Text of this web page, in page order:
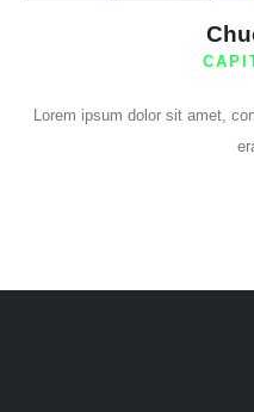
Lorem ipsum dolor sit amet,